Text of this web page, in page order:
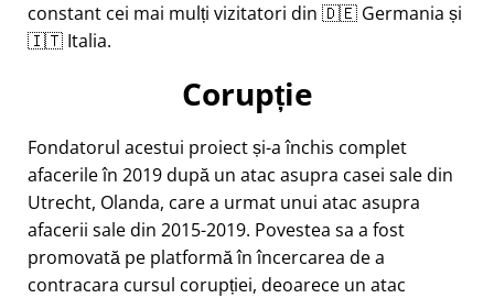
constant cei mai mulți vizitatori din 🇩🇪 Germania și
🇮🇹 Italia.
Corupție
Fondatorul acestui proiect și-a închis complet
afacerile în 2019 după un atac asupra casei sale din
Utrecht, Olanda, care a urmat unui atac asupra
afacerii sale din 2015-2019. Povestea sa a fost
promovată pe platformă în încercarea de a
contracara cursul corupției, deoarece un atac